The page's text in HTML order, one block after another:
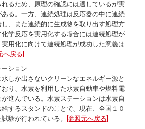
るため、原理の確認には適しているが実
ある。一方、連続処理は反応器の中に連続
し、また連続的に生成物を取り出す処理方
学反応を実用化する場合には連続処理が
用化に向けて連続処理が成功した意義は
へ戻る]
ション
しか出さないクリーンなエネルギー源と
おり、水素を利用した水素自動車や燃料電
進んでいる。水素ステーションは水素自
するスタンドのことで、現在、全国１０
験が行われている。
[参照元へ戻る]